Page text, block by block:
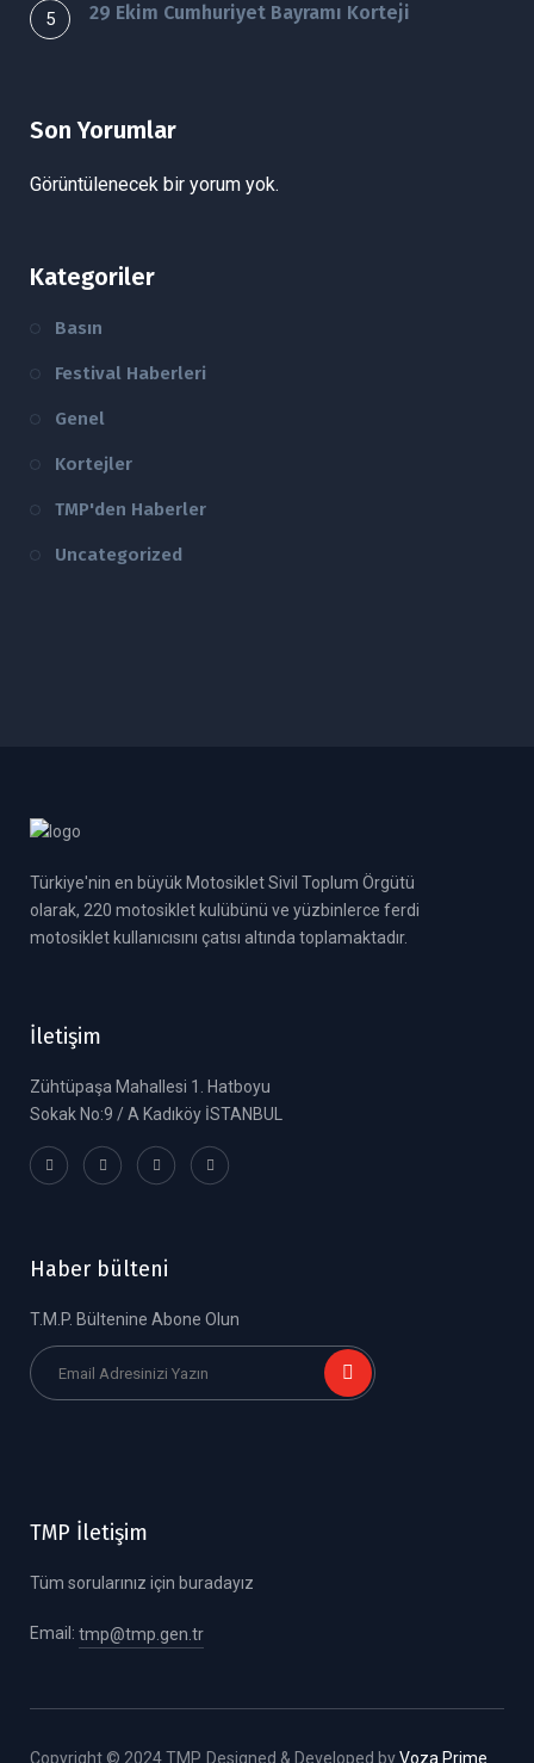
29 Ekim Cumhuriyet Bayramı Korteji
Son Yorumlar
Görüntülenecek bir yorum yok.
Kategoriler
Basın
Festival Haberleri
Genel
Kortejler
TMP'den Haberler
Uncategorized
Türkiye'nin en büyük Motosiklet Sivil Toplum Örgütü
olarak, 220 motosiklet kulübünü ve yüzbinlerce ferdi
motosiklet kullanıcısını çatısı altında toplamaktadır.
İletişim
Zühtüpaşa Mahallesi 1. Hatboyu
Sokak No:9 / A Kadıköy İSTANBUL
Haber bülteni
T.M.P. Bültenine Abone Olun
TMP İletişim
Tüm sorularınız için buradayız
Email: tmp@tmp.gen.tr
Copyright © 2024 TMP. Designed & Developed byVoza Prime